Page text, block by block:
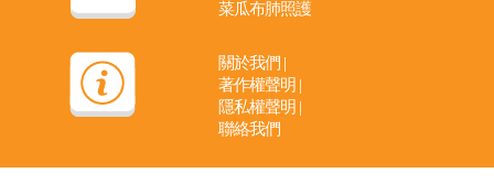
菜瓜布肺照護
關於我們 |
著作權聲明 |
隱私權聲明 |
聯絡我們